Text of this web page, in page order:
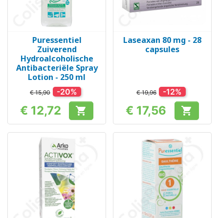
Puressentiel
Zuiverend
Hydroalcoholische
Antibacteriële Spray
Lotion - 250 ml
€ 15,90 -20%
Prijs
€ 12,72 
Laseaxan 80 mg - 28
capsules
€ 19,96 -12%
Prijs
€ 17,56 